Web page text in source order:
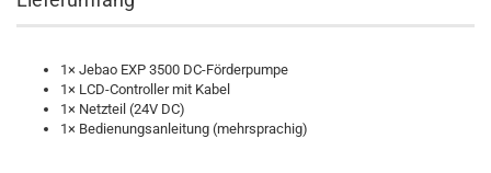
1× Jebao EXP 3500 DC-Förderpumpe
1× LCD-Controller mit Kabel
1× Netzteil (24V DC)
1× Bedienungsanleitung (mehrsprachig)